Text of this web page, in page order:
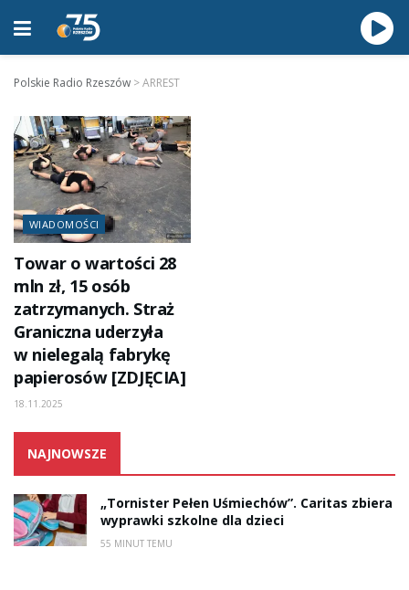
Polskie Radio Rzeszów >ARREST
WIADOMOŚCI
Towar o wartości 28
mln zł, 15 osób
zatrzymanych. Straż
Graniczna uderzyła
w nielegalą fabrykę
papierosów [ZDJĘCIA]
18.11.2025
NAJNOWSZE
„Tornister Pełen Uśmiechów”. Caritas zbiera
wyprawki szkolne dla dzieci
55 MINUT TEMU